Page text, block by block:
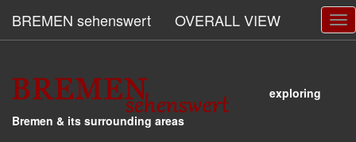
BREMEN sehenswert OVERALL VIEW
exploring
Bremen & its surrounding areas